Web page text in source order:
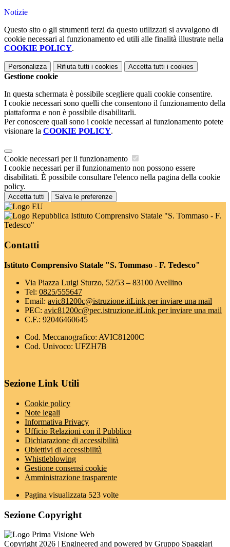
Notizie
Questo sito o gli strumenti terzi da questo utilizzati si avvalgono di
cookie necessari al funzionamento ed utili alle finalità illustrate nella
COOKIE POLICY.
Personalizza Rifiuta tutti i cookies Accetta tutti i cookies
Gestione cookie
In questa schermata è possibile scegliere quali cookie consentire.
I cookie necessari sono quelli che consentono il funzionamento della
piattaforma e non è possibile disabilitarli.
Per conoscere quali sono i cookie necessari al funzionamento potete
visionare la COOKIE POLICY.
Cookie necessari per il funzionamento
I cookie necessari per il funzionamento non possono essere
disabilitati. È possibile consultare l'elenco nella pagina della cookie
policy.
Accetta tutti Salva le preferenze
Istituto Comprensivo Statale "S. Tommaso - F.
Tedesco"
Contatti
Istituto Comprensivo Statale "S. Tommaso - F. Tedesco"
Via Piazza Luigi Sturzo, 52/53 – 83100 Avellino
Tel: 0825/555647
Email: avic81200c@istruzione.itLink per inviare una mail
PEC: avic81200c@pec.istruzione.itLink per inviare una mail
C.F.: 92046460645
Cod. Meccanografico: AVIC81200C
Cod. Univoco: UFZH7B
Sezione Link Utili
Cookie policy
Note legali
Informativa Privacy
Ufficio Relazioni con il Pubblico
Dichiarazione di accessibilità
Obiettivi di accessibilità
Whistleblowing
Gestione consensi cookie
Amministrazione trasparente
Pagina visualizzata 523 volte
Sezione Copyright
Copyright 2026 | Engineered and powered by Gruppo Spaggiari